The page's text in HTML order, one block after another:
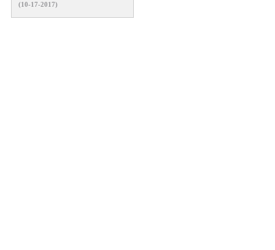
(10-17-2017)